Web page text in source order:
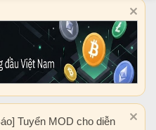
Tuyển MOD cho diễn